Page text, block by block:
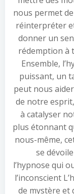
nous permet
réinterpréter
donner un
rédemption à
Ensemble,
puissant, un
peut nous
de notre
à catalyser
plus étonnant
nous-même,
se
l’hypnose qui
l’inconscient
de mystère et